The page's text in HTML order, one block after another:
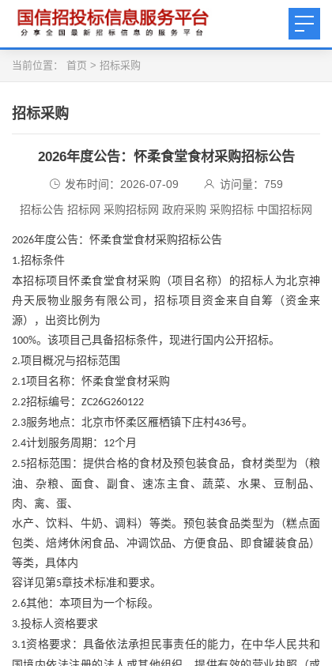
当前位置： 首页 > 招标采购
招标采购
2026年度公告：怀柔食堂食材采购招标公告
发布时间：2026-07-09 访问量： 759
招标公告 招标网 采购招标网 政府采购 采购招标 中国招标网
2026年度公告：怀柔食堂食材采购招标公告
1.招标条件
本招标项目怀柔食堂食材采购（项目名称）的招标人为北京神
舟天辰物业服务有限公司，招标项目资金来自自筹（资金来
源），出资比例为
100%。该项目己具备招标条件，现进行国内公开招标。
2.项目概况与招标范围
2.1项目名称：怀柔食堂食材采购
2.2招标编号： ZC26G260122
2.3服务地点：北京市怀柔区雁栖镇下庄村436号。
2.4计划服务周期： 12个月
2.5招标范围：提供合格的食材及预包装食品，食材类型为（粮
油、杂粮、面食、副食、速冻主食、蔬菜、水果、豆制品、
肉、禽、蛋、
水产、饮料、牛奶、调料）等类。预包装食品类型为（糕点面
包类、焙烤休闲食品、冲调饮品、方便食品、即食罐装食品）
等类，具体内
容详见第5章技术标准和要求。
2.6其他：本项目为一个标段。
3.投标人资格要求
3.1资格要求：具备依法承担民事责任的能力，在中华人民共和